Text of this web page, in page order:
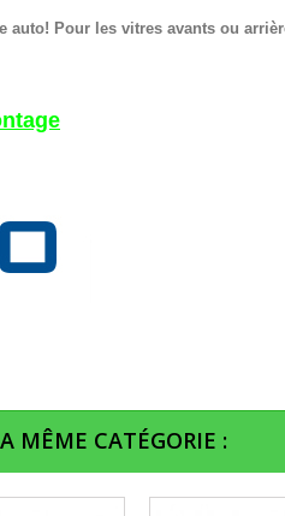
auto! Pour les vitres avants ou
MÊME CATÉGORIE :